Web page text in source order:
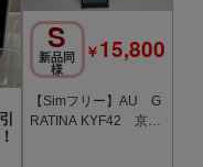
S
新品同
様
￥15,800
【Simフリー】AU G
RATINA KYF42 京セ